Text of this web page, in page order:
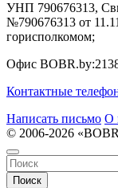
УНП 790676313,
№790676313 от
горисполкомом;
Офис BOBR.by:
Контактные
Написать письмо О
© 2006-2026
Поиск